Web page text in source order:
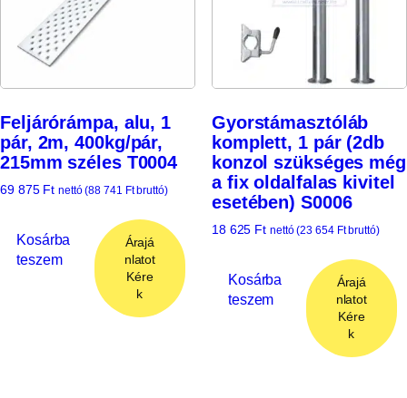
Feljárórámpa, alu, 1
pár, 2m, 400kg/pár,
215mm széles T0004
69 875 Ft nettó (88 741 Ftbruttó)
Kosárba
teszem
Árajá
nlatot
Kére
k
Gyorstámasztóláb
komplett, 1 pár (2db
konzol szükséges még
a fix oldalfalas kivitel
esetében) S0006
18 625 Ft nettó (23 654 Ftbruttó)
Kosárba
teszem
Árajá
nlatot
Kére
k